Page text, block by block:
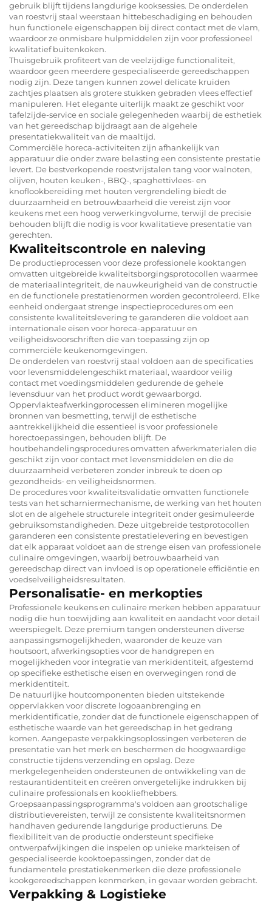
gebruik blijft tijdens langdurige kooksessies. De onderdelen
van roestvrij staal weerstaan hittebeschadiging en behouden
hun functionele eigenschappen bij direct contact met de vlam,
waardoor ze onmisbare hulpmiddelen zijn voor professioneel
kwalitatief buitenkoken.
Thuisgebruik profiteert van de veelzijdige functionaliteit,
waardoor geen meerdere gespecialiseerde gereedschappen
nodig zijn. Deze tangen kunnen zowel delicate kruiden
zachtjes plaatsen als grotere stukken gebraden vlees effectief
manipuleren. Het elegante uiterlijk maakt ze geschikt voor
tafelzijde-service en sociale gelegenheden waarbij de esthetiek
van het gereedschap bijdraagt aan de algehele
presentatiekwaliteit van de maaltijd.
Commerciële horeca-activiteiten zijn afhankelijk van
apparatuur die onder zware belasting een consistente prestatie
levert. De bestverkopende roestvrijstalen tang voor walnoten,
olijven, houten keuken-, BBQ-, spaghettivlees- en
knoflookbereiding met houten vergrendeling biedt de
duurzaamheid en betrouwbaarheid die vereist zijn voor
keukens met een hoog verwerkingvolume, terwijl de precisie
behouden blijft die nodig is voor kwalitatieve presentatie van
gerechten.
Kwaliteitscontrole en naleving
De productieprocessen voor deze professionele kooktangen
omvatten uitgebreide kwaliteitsborgingsprotocollen waarmee
de materiaalintegriteit, de nauwkeurigheid van de constructie
en de functionele prestatienormen worden gecontroleerd. Elke
eenheid ondergaat strenge inspectieprocedures om een
consistente kwaliteitslevering te garanderen die voldoet aan
internationale eisen voor horeca-apparatuur en
veiligheidsvoorschriften die van toepassing zijn op
commerciële keukenomgevingen.
De onderdelen van roestvrij staal voldoen aan de specificaties
voor levensmiddelengeschikt materiaal, waardoor veilig
contact met voedingsmiddelen gedurende de gehele
levensduur van het product wordt gewaarborgd.
Oppervlakteafwerkingprocessen elimineren mogelijke
bronnen van besmetting, terwijl de esthetische
aantrekkelijkheid die essentieel is voor professionele
horectoepassingen, behouden blijft. De
houtbehandelingsprocedures omvatten afwerkmaterialen die
geschikt zijn voor contact met levensmiddelen en die de
duurzaamheid verbeteren zonder inbreuk te doen op
gezondheids- en veiligheidsnormen.
De procedures voor kwaliteitsvalidatie omvatten functionele
tests van het scharniermechanisme, de werking van het houten
slot en de algehele structurele integriteit onder gesimuleerde
gebruiksomstandigheden. Deze uitgebreide testprotocollen
garanderen een consistente prestatielevering en bevestigen
dat elk apparaat voldoet aan de strenge eisen van professionele
culinaire omgevingen, waarbij betrouwbaarheid van
gereedschap direct van invloed is op operationele efficiëntie en
voedselveiligheidsresultaten.
Personalisatie- en merkopties
Professionele keukens en culinaire merken hebben apparatuur
nodig die hun toewijding aan kwaliteit en aandacht voor detail
weerspiegelt. Deze premium tangen ondersteunen diverse
aanpassingsmogelijkheden, waaronder de keuze van
houtsoort, afwerkingsopties voor de handgrepen en
mogelijkheden voor integratie van merkidentiteit, afgestemd
op specifieke esthetische eisen en overwegingen rond de
merkidentiteit.
De natuurlijke houtcomponenten bieden uitstekende
oppervlakken voor discrete logoaanbrenging en
merkidentificatie, zonder dat de functionele eigenschappen of
esthetische waarde van het gereedschap in het gedrang
komen. Aangepaste verpakkingsoplossingen verbeteren de
presentatie van het merk en beschermen de hoogwaardige
constructie tijdens verzending en opslag. Deze
merkgelegenheiden ondersteunen de ontwikkeling van de
restaurantidentiteit en creëren onvergetelijke indrukken bij
culinaire professionals en kookliefhebbers.
Groepsaanpassingsprogramma's voldoen aan grootschalige
distributievereisten, terwijl ze consistente kwaliteitsnormen
handhaven gedurende langdurige productieruns. De
flexibiliteit van de productie ondersteunt specifieke
ontwerpafwijkingen die inspelen op unieke markteisen of
gespecialiseerde kooktoepassingen, zonder dat de
fundamentele prestatiekenmerken die deze professionele
kookgereedschappen kenmerken, in gevaar worden gebracht.
Verpakking & Logistieke